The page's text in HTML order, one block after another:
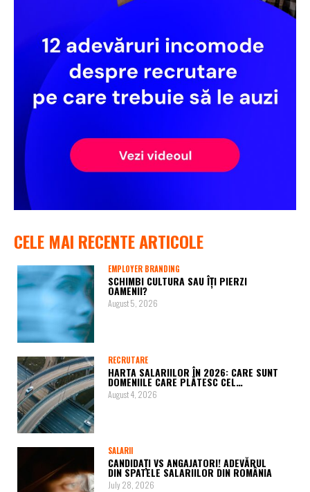
CELE MAI RECENTE ARTICOLE
EMPLOYER BRANDING
SCHIMBI CULTURA SAU ÎȚI PIERZI
OAMENII?
August 5, 2026
RECRUTARE
HARTA SALARIILOR ÎN 2026: CARE SUNT
DOMENIILE CARE PLĂTESC CEL…
August 4, 2026
SALARII
CANDIDAȚI VS ANGAJATORI! ADEVĂRUL
DIN SPATELE SALARIILOR DIN ROMÂNIA
July 28, 2026